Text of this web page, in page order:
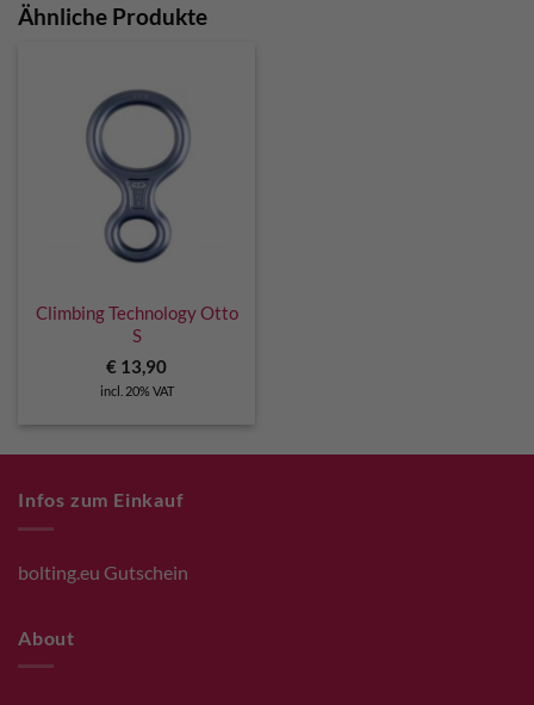
Ähnliche Produkte
Climbing Technology Otto
S
€ 13,90
incl. 20% VAT
Infos zum Einkauf
bolting.eu Gutschein
About